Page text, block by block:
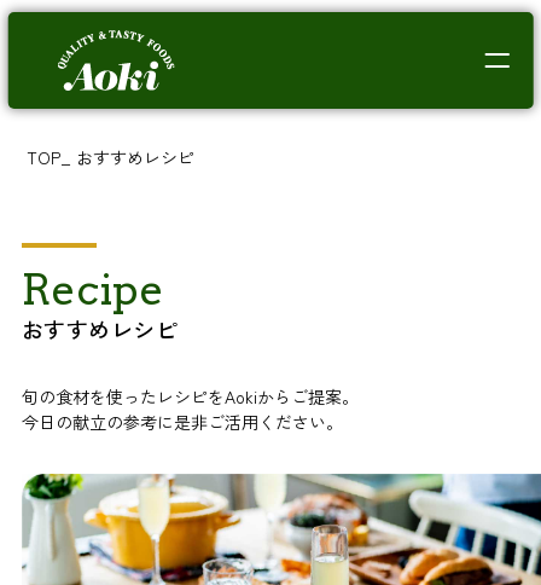
TOP おすすめレシピ
Recipe
おすすめレシピ
旬の食材を使ったレシピをAokiからご提案。
今日の献立の参考に是非ご活用ください。